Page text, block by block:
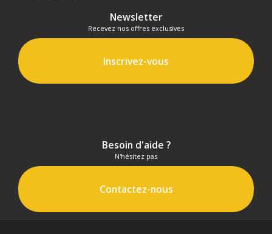
Newsletter
Recevez nos offres exclusives
Inscrivez-vous
Besoin d'aide ?
N'hésitez pas
Contactez-nous